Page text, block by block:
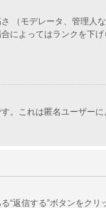
（モデレータ、管理人
によってはランクを下
これは匿名ユーザーに
返信する”ボタンをク